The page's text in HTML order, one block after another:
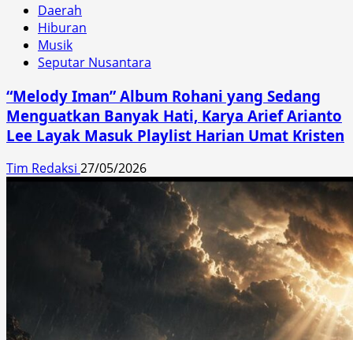
Daerah
Hiburan
Musik
Seputar Nusantara
“Melody Iman” Album Rohani yang Sedang
Menguatkan Banyak Hati, Karya Arief Arianto
Lee Layak Masuk Playlist Harian Umat Kristen
Tim Redaksi 27/05/2026